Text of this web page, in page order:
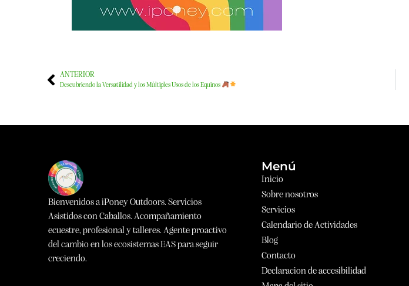
ANTERIOR
Descubriendo la Versatilidad y los Múltiples Usos de los Equinos
Bienvenidos a iPoney Outdoors. Servicios
Asistidos con Caballos. Acompañamiento
ecuestre, profesional y talleres. Agente proactivo
del cambio en los ecosistemas EAS para seguir
creciendo.
Menú
Inicio
Sobre nosotros
Servicios
Calendario de Actividades
Blog
Contacto
Declaracion de accesibilidad